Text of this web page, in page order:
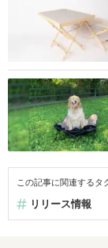
この記事に関連するタ
リリース情報